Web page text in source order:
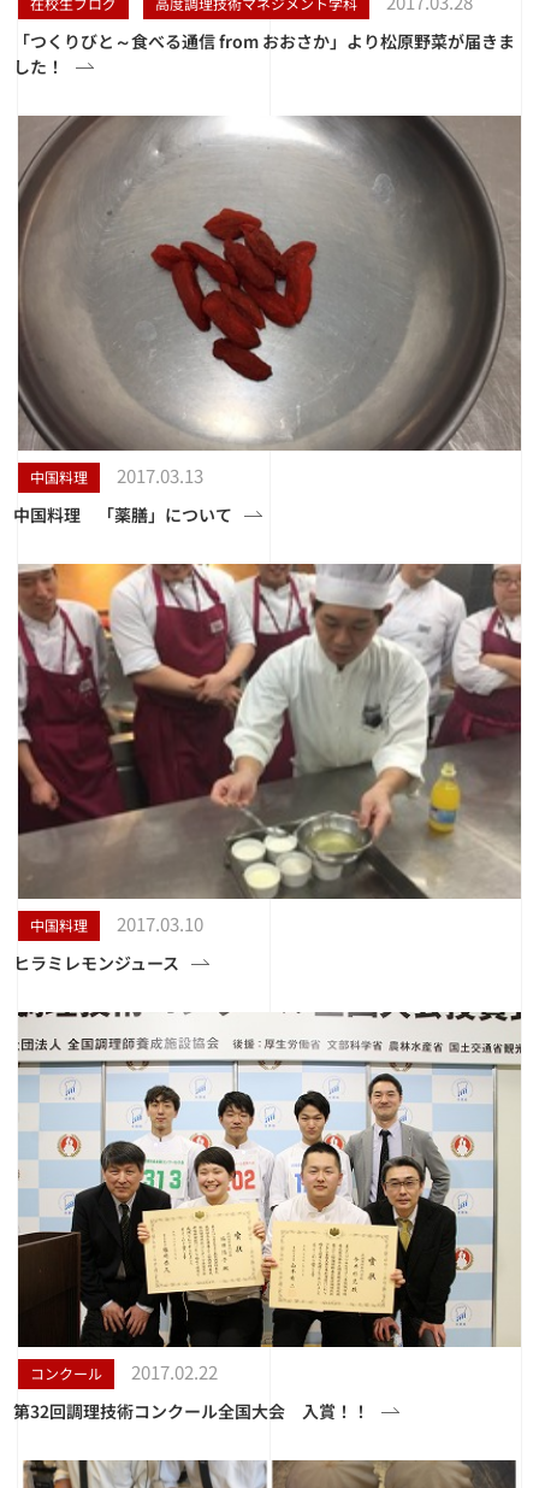
「つくりびと～食べる通信 from おおさか」より松原野菜が届きま
した！
中国料理 2017.03.13
中国料理 「薬膳」について
中国料理 2017.03.10
ヒラミレモンジュース
コンクール 2017.02.22
第32回調理技術コンクール全国大会 入賞！！